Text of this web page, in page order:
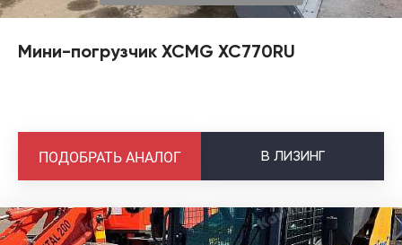
Мини-погрузчик XCMG XC770RU
В ЛИЗИНГ
ПОДОБРАТЬ АНАЛОГ